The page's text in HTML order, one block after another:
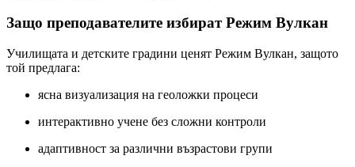
Защо преподавателите избират Режим Вулкан
Училищата и детските градини ценят Режим Вулкан, защото
той предлага:
ясна визуализация на геоложки процеси
интерактивно учене без сложни контроли
адаптивност за различни възрастови групи